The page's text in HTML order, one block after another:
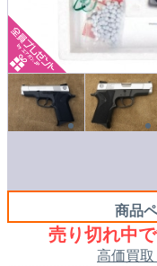
商品
売り切れ中
高価買